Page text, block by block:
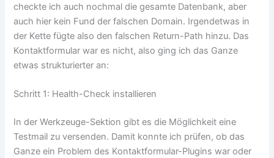
checkte ich auch nochmal die gesamte Datenbank, aber
auch hier kein Fund der falschen Domain. Irgendetwas in
der Kette fügte also den falschen Return-Path hinzu. Das
Kontaktformular war es nicht, also ging ich das Ganze
etwas strukturierter an:
Schritt 1: Health-Check installieren
In der Werkzeuge-Sektion gibt es die Möglichkeit eine
Testmail zu versenden. Damit konnte ich prüfen, ob das
Ganze ein Problem des Kontaktformular-Plugins war oder